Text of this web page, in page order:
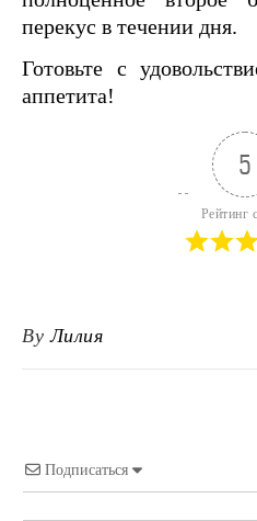
перекус в течении дня.
Готовьте с
аппетита!
5
Рейтинг
ByЛилия
Подписаться